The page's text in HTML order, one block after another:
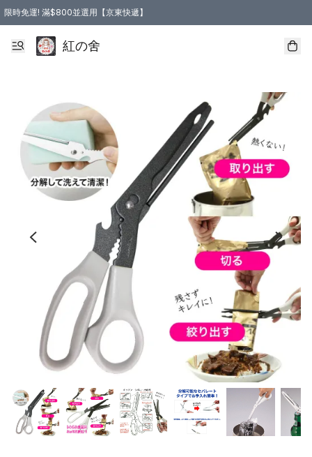
限時免運! 滿$800並選用【京東快遞】
紅の舍